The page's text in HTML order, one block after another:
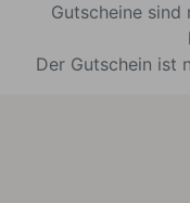
Gutscheine sind
Der Gutschein ist